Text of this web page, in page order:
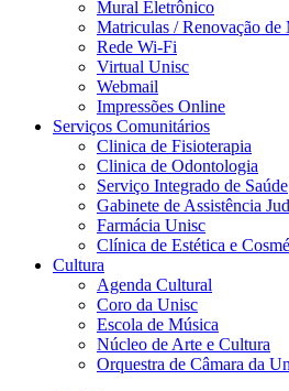
Mural Eletrônico
Matriculas / Renovação de
Rede Wi-Fi
Virtual Unisc
Webmail
Impressões Online
Serviços Comunitários
Clinica de Fisioterapia
Clinica de Odontologia
Serviço Integrado de Saúde
Gabinete de Assistência
Farmácia Unisc
Clínica de Estética e
Cultura
Agenda Cultural
Coro da Unisc
Escola de Música
Núcleo de Arte e Cultura
Orquestra de Câmara da